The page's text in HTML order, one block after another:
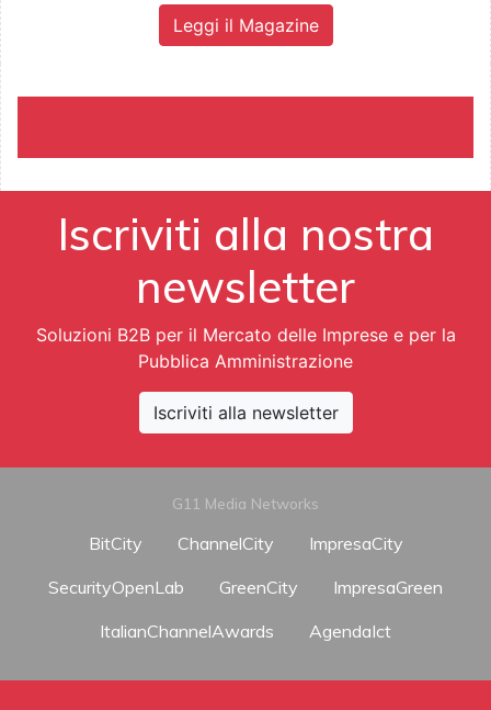
Leggi il Magazine
Iscriviti alla nostra
newsletter
Soluzioni B2B per il Mercato delle Imprese e per la
Pubblica Amministrazione
Iscriviti alla newsletter
G11 Media Networks
BitCity ChannelCity
ImpresaCity
SecurityOpenLab
GreenCity
ImpresaGreen
ItalianChannelAwards
AgendaIct